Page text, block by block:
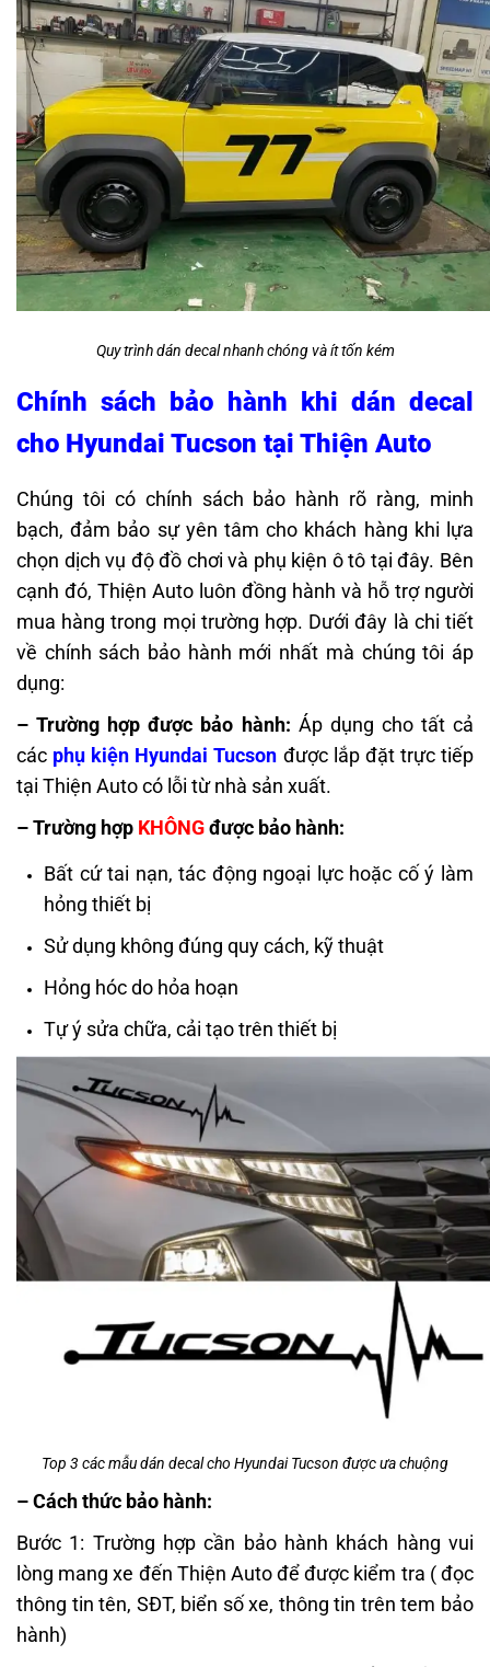
Quy trình dán decal nhanh chóng và ít tốn kém
Chính sách bảo hành khi dán decal
cho Hyundai Tucson tại Thiện Auto
Chúng tôi có chính sách bảo hành rõ ràng, minh
bạch, đảm bảo sự yên tâm cho khách hàng khi lựa
chọn dịch vụ độ đồ chơi và phụ kiện ô tô tại đây. Bên
cạnh đó, Thiện Auto luôn đồng hành và hỗ trợ người
mua hàng trong mọi trường hợp. Dưới đây là chi tiết
về chính sách bảo hành mới nhất mà chúng tôi áp
dụng:
– Trường hợp được bảo hành: Áp dụng cho tất cả
các phụ kiện Hyundai Tucson được lắp đặt trực tiếp
tại Thiện Auto có lỗi từ nhà sản xuất.
– Trường hợp KHÔNGđược bảo hành:
Bất cứ tai nạn, tác động ngoại lực hoặc cố ý làm
hỏng thiết bị
Sử dụng không đúng quy cách, kỹ thuật
Hỏng hóc do hỏa hoạn
Tự ý sửa chữa, cải tạo trên thiết bị
Top 3 các mẫu dán decal cho Hyundai Tucson được ưa chuộng
– Cách thức bảo hành:
Bước 1: Trường hợp cần bảo hành khách hàng vui
lòng mang xe đến Thiện Auto để được kiểm tra ( đọc
thông tin tên, SĐT, biển số xe, thông tin trên tem bảo
hành)